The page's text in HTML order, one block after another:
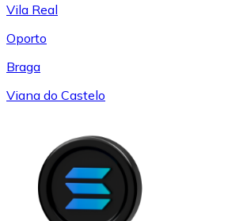
Vila Real
Oporto
Braga
Viana do Castelo